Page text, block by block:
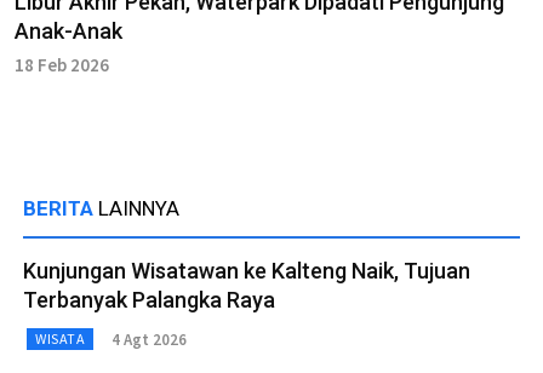
Anak-Anak
18 Feb 2026
BERITA LAINNYA
Kunjungan Wisatawan ke Kalteng Naik, Tujuan
Terbanyak Palangka Raya
WISATA 4 Agt 2026